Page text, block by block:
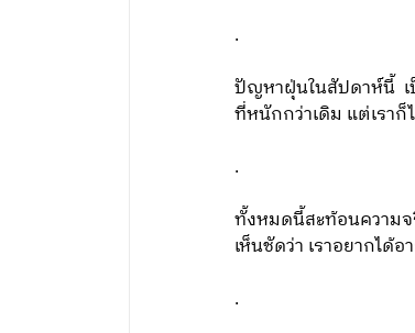
.
ปัญหาฝุ่นในสัปดาห์นี้ เ
ที่หนักกว่าเดิม แต่เรา
.
ทั้งหมดนี้สะท้อนความจ
เห็นชัดว่า เราอยากได้
.